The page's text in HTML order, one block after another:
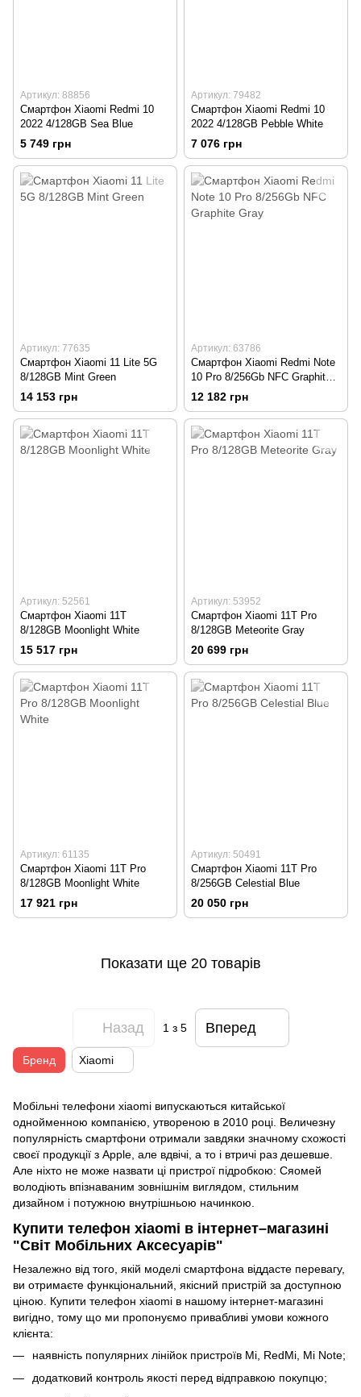
Артикул: 88856
Смартфон Xiaomi Redmi 10
2022 4/128GB Sea Blue
5 749 грн
Артикул: 79482
Смартфон Xiaomi Redmi 10
2022 4/128GB Pebble White
7 076 грн
Артикул: 77635
Смартфон Xiaomi 11 Lite 5G
8/128GB Mint Green
14 153 грн
Артикул: 63786
Смартфон Xiaomi Redmi Note
10 Pro 8/256Gb NFC Graphite
Gray
12 182 грн
Артикул: 52561
Смартфон Xiaomi 11T
8/128GB Moonlight White
15 517 грн
Артикул: 53952
Смартфон Xiaomi 11T Pro
8/128GB Meteorite Gray
20 699 грн
Артикул: 61135
Смартфон Xiaomi 11T Pro
8/128GB Moonlight White
17 921 грн
Артикул: 50491
Смартфон Xiaomi 11T Pro
8/256GB Celestial Blue
20 050 грн
Показати ще 20 товарів
Назад 1з 5 Вперед
Мобільні телефони xiaomi випускаються китайської
однойменною компанією, утвореною в 2010 році. Величезну
популярність смартфони отримали завдяки значному схожості
своєї продукції з Apple, але вдвічі, а то і втричі раз дешевше.
Але ніхто не може назвати ці пристрої підробкою: Сяомей
володіють впізнаваним зовнішнім виглядом, стильним
дизайном і потужною внутрішньою начинкою.
Купити телефон xiaomi в інтернет–магазині
"Світ Мобільних Аксесуарів"
Незалежно від того, якій моделі смартфона віддасте перевагу,
ви отримаєте функціональний, якісний пристрій за доступною
ціною. Купити телефон xiaomi в нашому інтернет-магазині
вигідно, тому що ми пропонуємо привабливі умови кожного
клієнта:
наявність популярних лінійок пристроїв Mi, RedMi, Mi Note;
додатковий контроль якості перед відправкою покупцю;
Бренд Xiaomi